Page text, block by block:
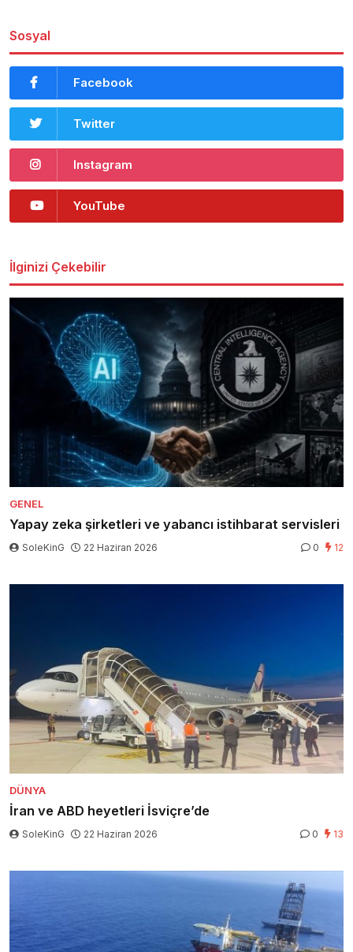
Sosyal
Facebook
Twitter
Instagram
YouTube
İlginizi Çekebilir
GENEL
Yapay zeka şirketleri ve yabancı istihbarat servisleri
SoleKinG 22 Haziran 2026 0 12
DÜNYA
İran ve ABD heyetleri İsviçre’de
SoleKinG 22 Haziran 2026 0 13